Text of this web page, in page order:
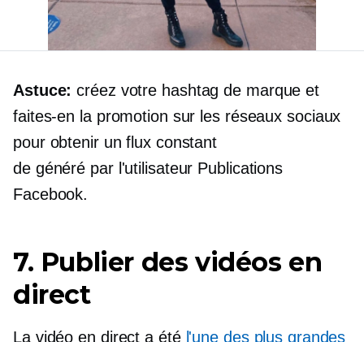
Astuce: créez votre hashtag de marque et
faites-en la promotion sur les réseaux sociaux
pour obtenir un flux constant
de généré par l'utilisateur Publications
Facebook.
7. Publier des vidéos en
direct
La vidéo en direct a été l'une des plus grandes